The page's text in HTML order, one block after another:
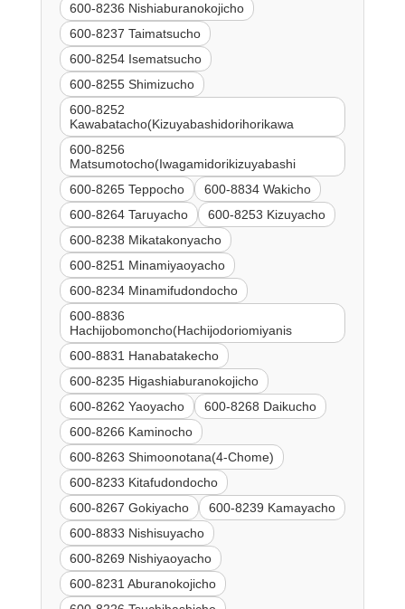
600-8236 Nishiaburanokojicho
600-8237 Taimatsucho
600-8254 Isematsucho
600-8255 Shimizucho
600-8252
Kawabatacho(Kizuyabashidorihorikawa
600-8256
Matsumotocho(Iwagamidorikizuyabashi
600-8265 Teppocho
600-8834 Wakicho
600-8264 Taruyacho
600-8253 Kizuyacho
600-8238 Mikatakonyacho
600-8251 Minamiyaoyacho
600-8234 Minamifudondocho
600-8836
Hachijobomoncho(Hachijodoriomiyanis
600-8831 Hanabatakecho
600-8235 Higashiaburanokojicho
600-8262 Yaoyacho
600-8268 Daikucho
600-8266 Kaminocho
600-8263 Shimoonotana(4-Chome)
600-8233 Kitafudondocho
600-8267 Gokiyacho
600-8239 Kamayacho
600-8833 Nishisuyacho
600-8269 Nishiyaoyacho
600-8231 Aburanokojicho